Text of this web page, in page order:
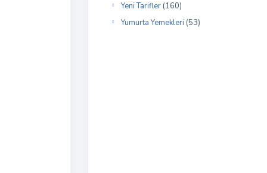
Yeni Tarifler (160)
Yumurta Yemekleri (53)